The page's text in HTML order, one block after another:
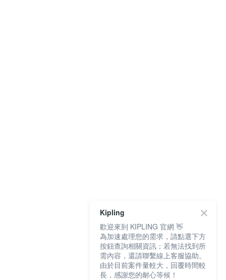
Kipling
歡迎來到 KIPLING 官網 👋
為加速處理您的需求，請點選下方
按鈕查詢相關資訊；若無法找到所
需內容，還請聯繫線上客服協助。
由於目前案件量較大，回覆時間較
長，感謝您的耐心等候！